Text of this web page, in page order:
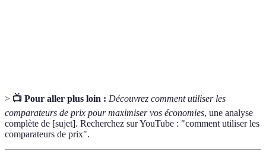
> 📺 Pour aller plus loin : Découvrez comment utiliser les
comparateurs de prix pour maximiser vos économies, une analyse
complète de [sujet]. Recherchez sur YouTube : "comment utiliser les
comparateurs de prix".